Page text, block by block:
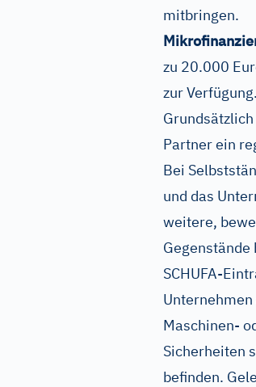
mitbringen.
zu 20.000
zur Verfügung.
Partner ein
Bei
und das
weitere,
SCHUFA-
Maschinen-
Sicherheiten
befinden.